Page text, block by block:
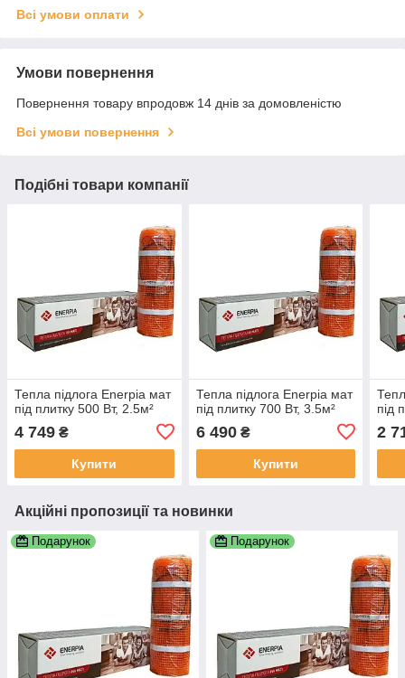
Всі умови оплати
Умови повернення
Повернення товару впродовж 14 днів за домовленістю
Всі умови повернення
Подібні товари компанії
Тепла підлога Enerpia мат
під плитку 500 Вт, 2.5м²
4 749 ₴
Купити
Тепла підлога Enerpia мат
під плитку 700 Вт, 3.5м²
6 490₴
Купити
під
2
Акційні пропозиції та новинки
Подарунок Подарунок